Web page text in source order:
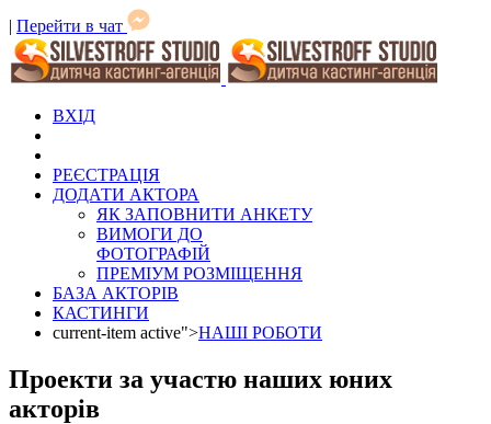
| Перейти в чат
ВХІД
РЕЄСТРАЦІЯ
ДОДАТИ АКТОРА
ЯК ЗАПОВНИТИ АНКЕТУ
ВИМОГИ ДО
ФОТОГРАФІЙ
ПРЕМІУМ РОЗМІЩЕННЯ
БАЗА АКТОРІВ
КАСТИНГИ
current-item active">НАШІ РОБОТИ
Проекти за участю наших юних
акторів